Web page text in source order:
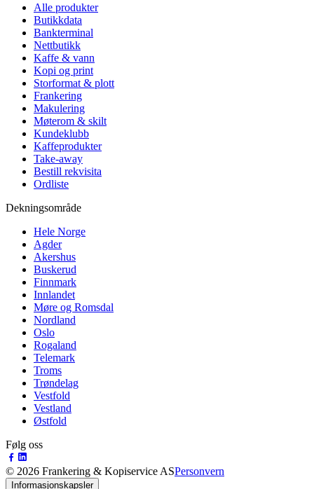
Alle produkter
Butikkdata
Bankterminal
Nettbutikk
Kaffe & vann
Kopi og print
Storformat & plott
Frankering
Makulering
Møterom & skilt
Kundeklubb
Kaffeprodukter
Take-away
Bestill rekvisita
Ordliste
Dekningsområde
Hele Norge
Agder
Akershus
Buskerud
Finnmark
Innlandet
Møre og Romsdal
Nordland
Oslo
Rogaland
Telemark
Troms
Trøndelag
Vestfold
Vestland
Østfold
Følg oss
© 2026 Frankering & Kopiservice ASPersonvern
Informasjonskapsler